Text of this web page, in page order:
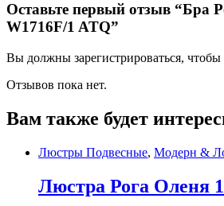
Оставьте первый отзыв “Бра
W1716F/1 ATQ”
Вы должны зарегистрироваться, чтобы
Отзывов пока нет.
Вам также будет
Люстры Подвесные, Модерн &
Люстра Рога Оленя